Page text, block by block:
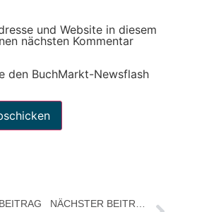
und Website in diesem
nächsten Kommentar
den BuchMarkt-Newsflash
NÄCHSTER BEITRAG